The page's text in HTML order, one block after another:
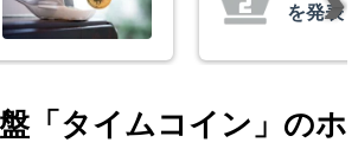
「タイムコイン」のホ